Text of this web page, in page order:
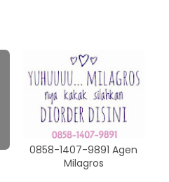
0858-1407-9891 Agen
Milagros